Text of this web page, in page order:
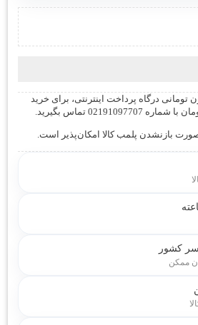
به سقف ۵۰ میلیون تومانی درگاه پرداخت اینترنتی، برای خرید
بازنشدن پلمب کالا امکان‌پذیر است.
کشور
ممکن